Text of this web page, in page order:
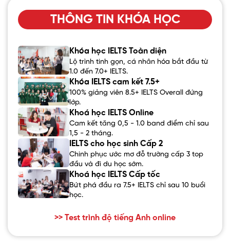
THÔNG TIN KHÓA HỌC
Khóa học IELTS Toàn diện
Lộ trình tinh gọn, cá nhân hóa bắt đầu từ
1.0 đến 7.0+ IELTS.
Khóa IELTS cam kết 7.5+
100% giảng viên 8.5+ IELTS Overall đứng
lớp.
Khoá học IELTS Online
Cam kết tăng 0,5 - 1.0 band điểm chỉ sau
1,5 - 2 tháng.
IELTS cho học sinh Cấp 2
Chinh phục ước mơ đỗ trường cấp 3 top
đầu và đi du học sớm.
Khoá học IELTS Cấp tốc
Bứt phá đầu ra 7.5+ IELTS chỉ sau 10 buổi
học.
>> Test trình độ tiếng Anh online